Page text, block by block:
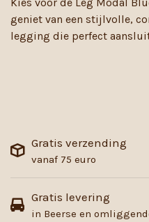
geniet van een stijlvolle,
legging die perfect
Gratis verzending
vanaf 75 euro
Gratis levering
in Beerse en